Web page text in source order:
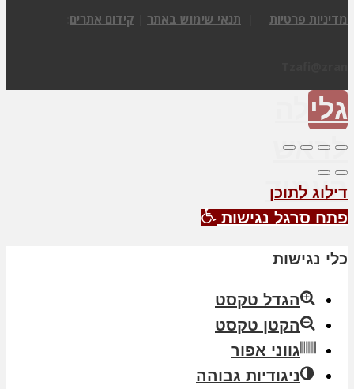
מדיניות פרטיות תנאי שימוש באתר קידום אתרים
גלילה
לראש
העמוד
דילוג לתוכן
פתח סרגל נגישות
כלי נגישות
הגדל טקסט
הקטן טקסט
גווני אפור
ניגודיות גבוהה